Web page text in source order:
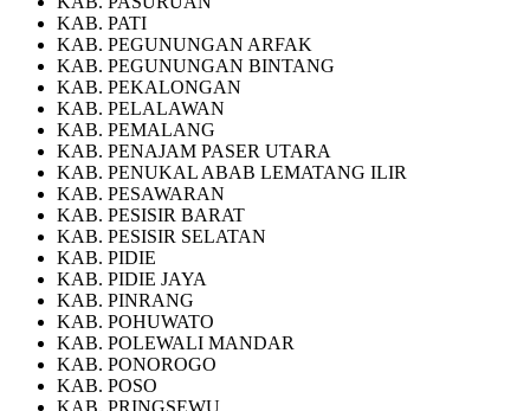
KAB. PATI
KAB. PEGUNUNGAN ARFAK
KAB. PEGUNUNGAN BINTANG
KAB. PEKALONGAN
KAB. PELALAWAN
KAB. PEMALANG
KAB. PENAJAM PASER UTARA
KAB. PENUKAL ABAB LEMATANG ILIR
KAB. PESAWARAN
KAB. PESISIR BARAT
KAB. PESISIR SELATAN
KAB. PIDIE
KAB. PIDIE JAYA
KAB. PINRANG
KAB. POHUWATO
KAB. POLEWALI MANDAR
KAB. PONOROGO
KAB. POSO
KAB. PRINGSEWU